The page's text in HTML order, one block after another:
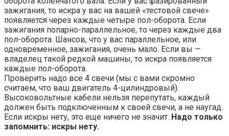
зажигания, то искра у вас на вашей «тестовой свече»
появляется через каждые четыре пол-оборота. Если
зажигания попарно-параллельное, то через каждые два
пол-оборота. Шансов, что у вас параллельное, или
одновременное, зажигания, очень мало. Если вы —
владелец такой редкой машины, то искра появляется
каждые пол-оборота.
Проверить надо все 4 свечи (мы с вами скромно
считаем, что ваш двигатель 4-цилиндровый).
Высоковольтные кабели нельзя перепутать, каждый
должен быть подключенным к своей свечи, а не наугад.
Если искры нету, это еще ничего не значит. Надо только
запомнить: искры нету.